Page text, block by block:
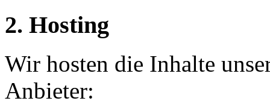
2. Hosting
Wir hosten die Inhalte
Anbieter: